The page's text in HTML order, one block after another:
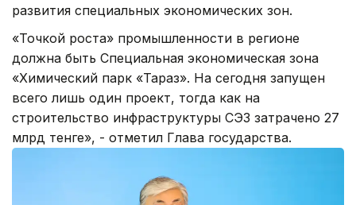
развития специальных экономических зон.
«Точкой роста» промышленности в регионе
должна быть Специальная экономическая зона
«Химический парк «Тараз». На сегодня запущен
всего лишь один проект, тогда как на
строительство инфраструктуры СЭЗ затрачено 27
млрд тенге», - отметил Глава государства.